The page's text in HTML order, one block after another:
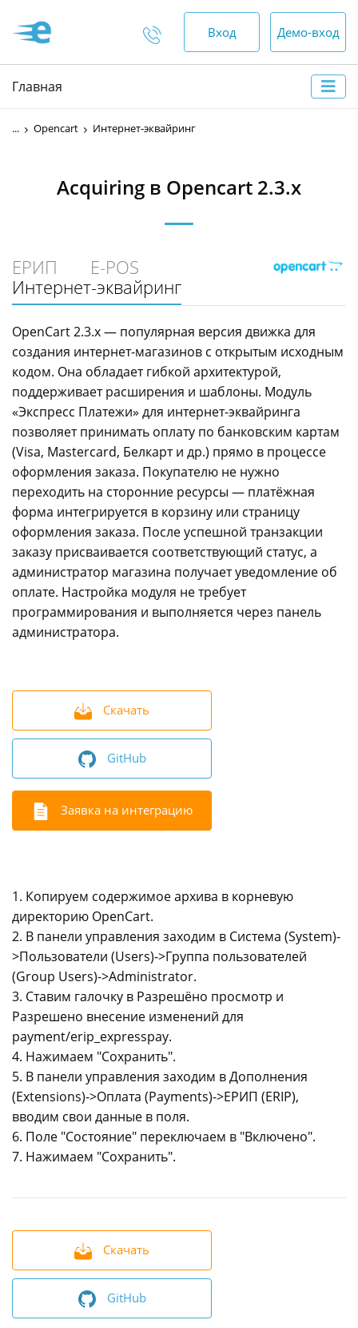
клиентами
+375 (44) 552-00-88
круглосуточно
info@express-pay.by
Вход Демо-вход
Главная
... Opencart Интернет-эквайринг
Acquiring в Opencart 2.3.x
ЕРИП
E-POS
Интернет-эквайринг
OpenCart 2.3.x — популярная версия движка для
создания интернет-магазинов с открытым исходным
кодом. Она обладает гибкой архитектурой,
поддерживает расширения и шаблоны. Модуль
«Экспресс Платежи» для интернет-эквайринга
позволяет принимать оплату по банковским картам
(Visa, Mastercard, Белкарт и др.) прямо в процессе
оформления заказа. Покупателю не нужно
переходить на сторонние ресурсы — платёжная
форма интегрируется в корзину или страницу
оформления заказа. После успешной транзакции
заказу присваивается соответствующий статус, а
администратор магазина получает уведомление об
оплате. Настройка модуля не требует
программирования и выполняется через панель
администратора.
Скачать
GitHub
Заявка на интеграцию
1. Копируем содержимое архива в корневую
директорию OpenCart.
2. В панели управления заходим в Система (System)-
>Пользователи (Users)->Группа пользователей
(Group Users)->Administrator.
3. Ставим галочку в Разрешёно просмотр и
Разрешено внесение изменений для
payment/erip_expresspay.
4. Нажимаем "Сохранить".
5. В панели управления заходим в Дополнения
(Extensions)->Оплата (Payments)->ЕРИП (ERIP),
вводим свои данные в поля.
6. Поле "Состояние" переключаем в "Включено".
7. Нажимаем "Сохранить".
Скачать
GitHub